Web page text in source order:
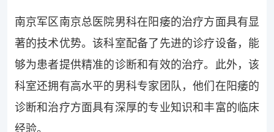
南京军区南京总医院男科在阳痿的治疗方面具有显
著的技术优势。该科室配备了先进的诊疗设备，能
够为患者提供精准的诊断和有效的治疗。此外，该
科室还拥有高水平的男科专家团队，他们在阳痿的
诊断和治疗方面具有深厚的专业知识和丰富的临床
经验。